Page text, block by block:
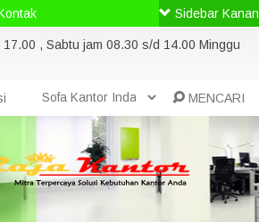
, Sabtu jam 08.30 s/d 14.00 Minggu
MENCARI
Sidebar Kanan